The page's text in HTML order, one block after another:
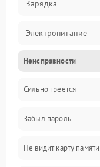
Зарядка
Электропитание
Экран и
Дисплей
Экран (дисплей)
Связь
Неисправности
Сильно греется
Забыл пароль
Не видит карту памяти